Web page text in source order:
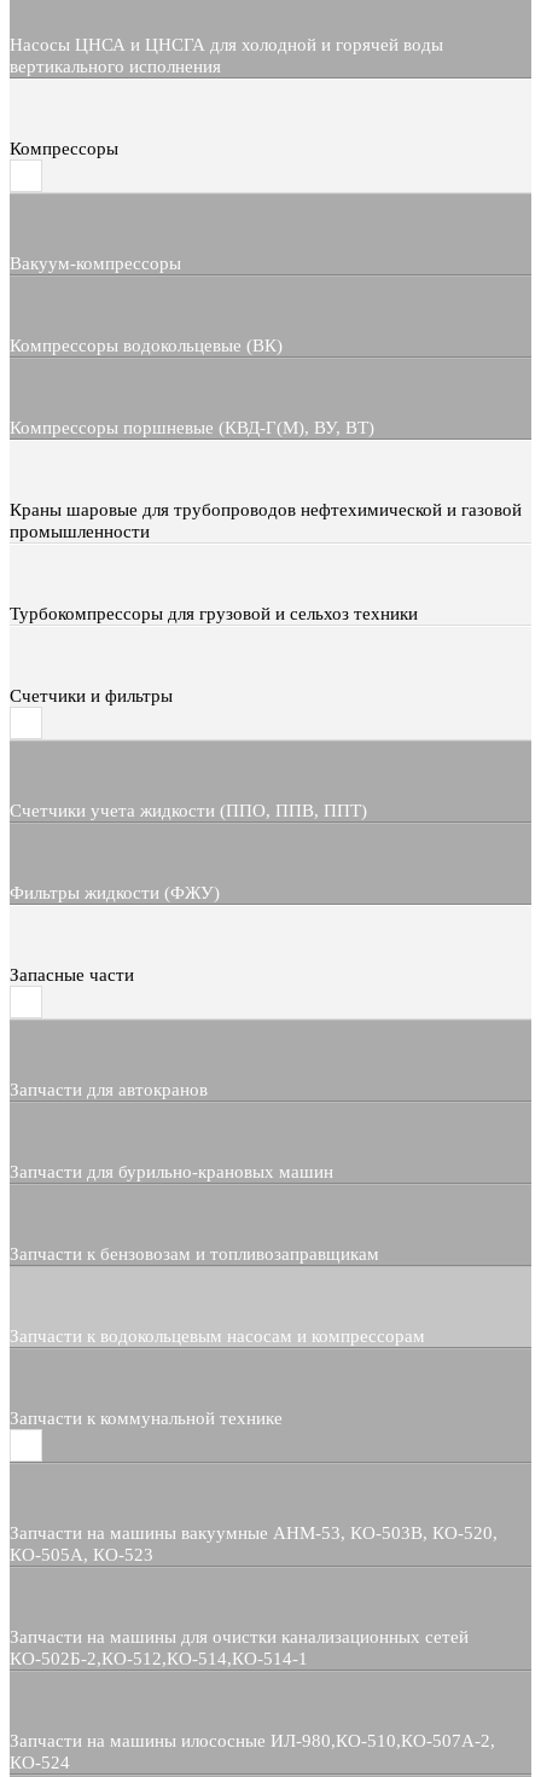
Насосы ЦНСА и ЦНСГА для холодной и горячей воды
вертикального исполнения
Компрессоры
Вакуум-компрессоры
Компрессоры водокольцевые (ВК)
Компрессоры поршневые (КВД-Г(М), ВУ, ВТ)
Краны шаровые для трубопроводов нефтехимической и газовой
промышленности
Турбокомпрессоры для грузовой и сельхоз техники
Счетчики и фильтры
Счетчики учета жидкости (ППО, ППВ, ППТ)
Фильтры жидкости (ФЖУ)
Запасные части
Запчасти для автокранов
Запчасти для бурильно-крановых машин
Запчасти к бензовозам и топливозаправщикам
Запчасти к водокольцевым насосам и компрессорам
Запчасти к коммунальной технике
Запчасти на машины вакуумные АНМ-53, КО-503В, КО-520,
КО-505А, КО-523
Запчасти на машины для очистки канализационных сетей
КО-502Б-2,КО-512,КО-514,КО-514-1
Запчасти на машины илососные ИЛ-980,КО-510,КО-507А-2,
КО-524